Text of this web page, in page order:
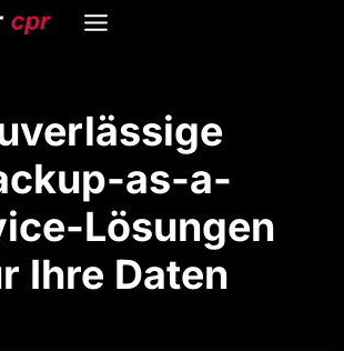
as-a-
Lösungen
Ihre Daten